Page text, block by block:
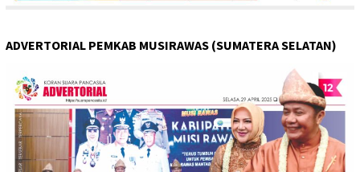
ADVERTORIAL PEMKAB MUSIRAWAS (SUMATERA SELATAN)